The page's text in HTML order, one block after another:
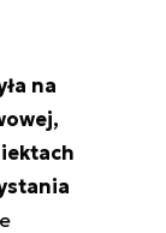
na